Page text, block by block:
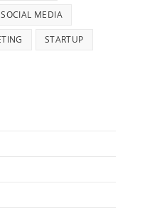
SOCIAL MEDIA
STARTUP